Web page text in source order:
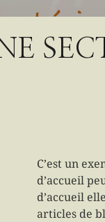
C’est un
d’accueil
d’accueil
articles de